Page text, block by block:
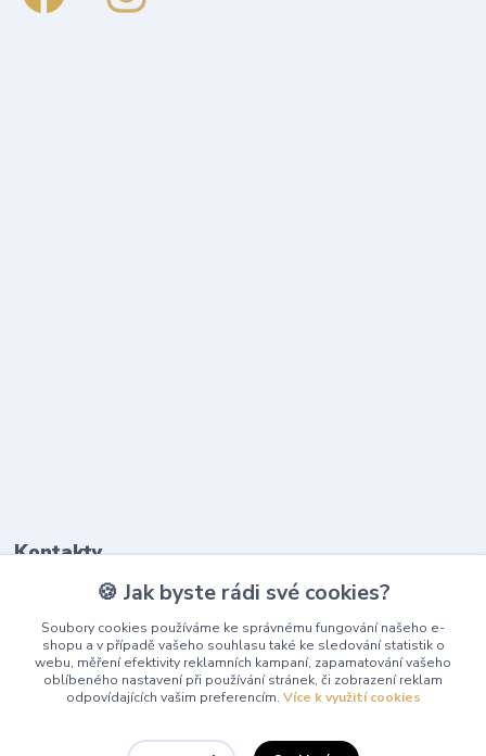
Kontakty
(Po-Pá, 9-17 hod.)
info@playcentrum.cz
🍪 Jak byste rádi své cookies?
Soubory cookies používáme ke správnému fungování našeho e-
shopu a v případě vašeho souhlasu také ke sledování statistik o
webu, měření efektivity reklamních kampaní, zapamatování vašeho
oblíbeného nastavení při používání stránek, či zobrazení reklam
odpovídajících vašim preferencím. Více k využití cookies